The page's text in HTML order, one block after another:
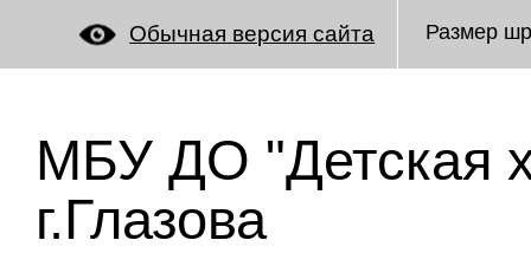
Обычная версия сайта Размер
МБУ ДО "Детская
г.Глазова